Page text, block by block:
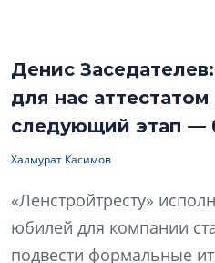
Денис
для нас
следующий этап —
Халмурат Касимов
«Ленстройтресту»
юбилей для компании
подвести формальные